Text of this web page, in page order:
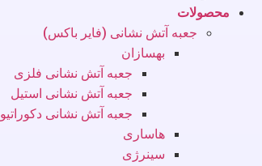
محصولات
جعبه آتش نشانی (فایر باکس)
بهسازان
جعبه آتش نشانی فلزی
جعبه آتش نشانی استیل
جعبه آتش نشانی دکوراتیو
هاساری
سینرژی